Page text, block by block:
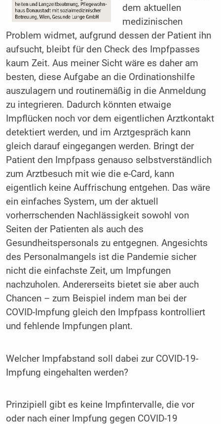
dem aktuellen
medizinischen
Problem widmet, aufgrund dessen der Patient ihn
aufsucht, bleibt für den Check des Impfpasses
kaum Zeit. Aus meiner Sicht wäre es daher am
besten, diese Aufgabe an die Ordinationshilfe
auszulagern und routinemäßig in die Anmeldung
zu integrieren. Dadurch könnten etwaige
Impflücken noch vor dem eigentlichen Arztkontakt
detektiert werden, und im Arztgespräch kann
gleich darauf eingegangen werden. Bringt der
Patient den Impfpass genauso selbstverständlich
zum Arztbesuch mit wie die e-Card, kann
eigentlich keine Auffrischung entgehen. Das wäre
ein einfaches System, um der aktuell
vorherrschenden Nachlässigkeit sowohl von
Seiten der Patienten als auch des
Gesundheitspersonals zu entgegnen. Angesichts
des Personalmangels ist die Pandemie sicher
nicht die einfachste Zeit, um Impfungen
nachzuholen. Andererseits bietet sie aber auch
Chancen – zum Beispiel indem man bei der
COVID-Impfung gleich den Impfpass kontrolliert
und fehlende Impfungen plant.
Welcher Impfabstand soll dabei zur COVID-19-
Impfung eingehalten werden?
Prinzipiell gibt es keine Impfintervalle, die vor
oder nach einer Impfung gegen COVID-19